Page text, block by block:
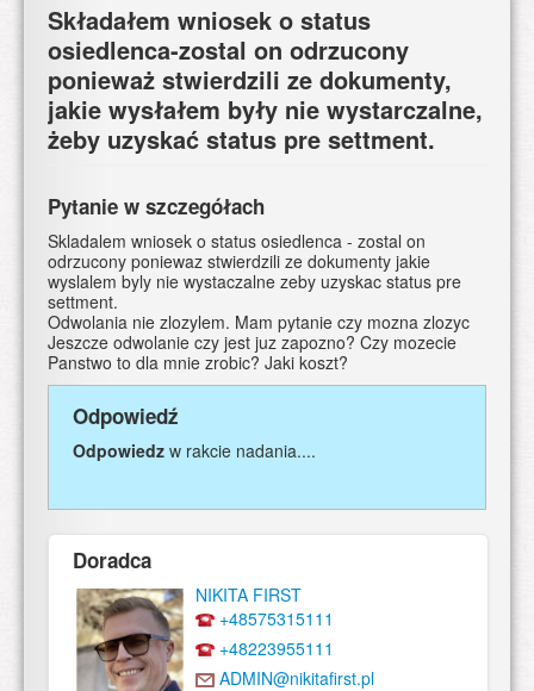
Składałem wniosek o status
osiedlenca-zostal on odrzucony
ponieważ stwierdzili ze dokumenty,
jakie wysłałem były nie wystarczalne,
żeby uzyskać status pre settment.
Pytanie w szczegółach
Skladalem wniosek o status osiedlenca - zostal on
odrzucony poniewaz stwierdzili ze dokumenty jakie
wyslalem byly nie wystaczalne zeby uzyskac status pre
settment.
Odwolania nie zlozylem. Mam pytanie czy mozna zlozyc
Jeszcze odwolanie czy jest juz zapozno? Czy mozecie
Panstwo to dla mnie zrobic? Jaki koszt?
Odpowiedź
Odpowiedz w rakcie nadania....
Doradca
NIKITA FIRST
+48575315111
+48223955111
ADMIN@nikitafirst.pl